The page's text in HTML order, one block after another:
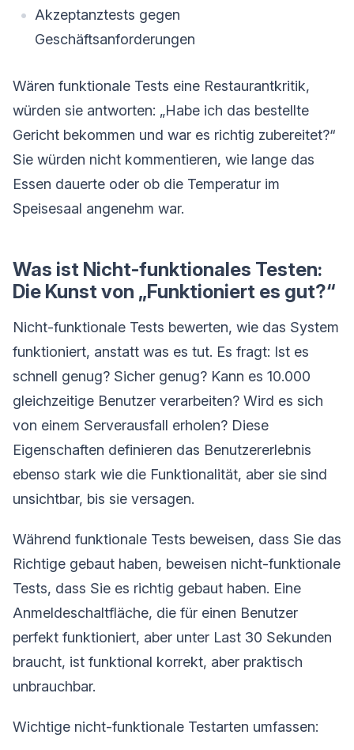
Akzeptanztests gegen
Geschäftsanforderungen
Wären funktionale Tests eine Restaurantkritik,
würden sie antworten: „Habe ich das bestellte
Gericht bekommen und war es richtig zubereitet?“
Sie würden nicht kommentieren, wie lange das
Essen dauerte oder ob die Temperatur im
Speisesaal angenehm war.
Was ist Nicht-funktionales Testen:
Die Kunst von „Funktioniert es gut?“
Nicht-funktionale Tests bewerten, wie das System
funktioniert, anstatt was es tut. Es fragt: Ist es
schnell genug? Sicher genug? Kann es 10.000
gleichzeitige Benutzer verarbeiten? Wird es sich
von einem Serverausfall erholen? Diese
Eigenschaften definieren das Benutzererlebnis
ebenso stark wie die Funktionalität, aber sie sind
unsichtbar, bis sie versagen.
Während funktionale Tests beweisen, dass Sie das
Richtige gebaut haben, beweisen nicht-funktionale
Tests, dass Sie es richtig gebaut haben. Eine
Anmeldeschaltfläche, die für einen Benutzer
perfekt funktioniert, aber unter Last 30 Sekunden
braucht, ist funktional korrekt, aber praktisch
unbrauchbar.
Wichtige nicht-funktionale Testarten umfassen: